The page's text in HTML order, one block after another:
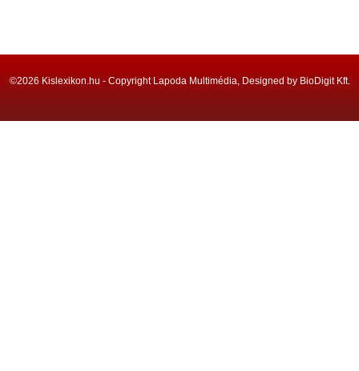
©2026 Kislexikon.hu - Copyright Lapoda Multimédia, Designed by BioDigit Kft.